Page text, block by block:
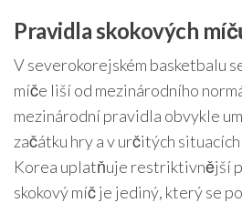
Pravidla skokových
V severokorejském basketbalu
míče liší od mezinárodního
mezinárodní pravidla obvykle
začátku hry a v určitých
Korea uplatňuje restriktivnější
skokový míč je jediný, který se